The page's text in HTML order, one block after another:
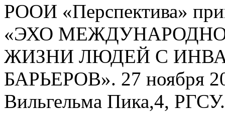
РООИ «Перспектива»
«ЭХО
ЖИЗНИ ЛЮДЕЙ С
БАРЬЕРОВ». 27 ноября
Вильгельма Пика,4,